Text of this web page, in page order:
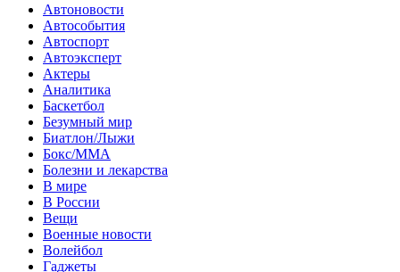
Автоновости
Автособытия
Автоспорт
Автоэксперт
Актеры
Аналитика
Баскетбол
Безумный мир
Биатлон/Лыжи
Бокс/MMA
Болезни и лекарства
В мире
В России
Вещи
Военные новости
Волейбол
Гаджеты